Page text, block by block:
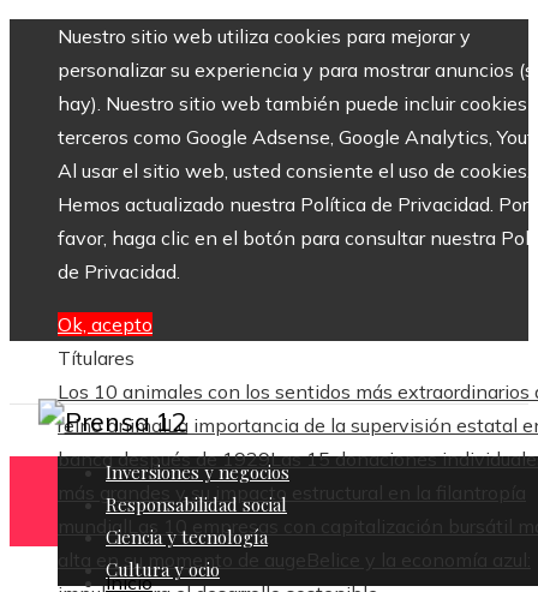
Nuestro sitio web utiliza cookies para mejorar y
personalizar su experiencia y para mostrar anuncios
hay). Nuestro sitio web también puede incluir cookies
terceros como Google Adsense, Google Analytics,
Al usar el sitio web, usted consiente el uso de cookies.
Hemos actualizado nuestra Política de Privacidad. Por
favor, haga clic en el botón para consultar nuestra
de Privacidad.
Ok, acepto
Títulares
Los 10 animales con los sentidos más extraordinarios
reino animalLa importancia de la supervisión estatal
banca después de 1929Las 15 donaciones
más grandes y su impacto estructural en la filantropía
mundial Las 10 empresas con capitalización bursátil
alta en su momento de auge Belice y la economía azul:
Inversiones y negocios
Responsabilidad social
Ciencia y tecnología
Cultura y ocio
Inicio